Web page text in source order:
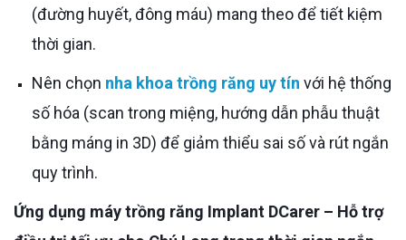
(đường huyết, đông máu) mang theo để tiết kiệm
thời gian.
Nên chọn nha khoa trồng răng uy tín với hệ thống
số hóa (scan trong miệng, hướng dẫn phẫu thuật
bằng máng in 3D) để giảm thiểu sai số và rút ngắn
quy trình.
Ứng dụng máy trồng răng Implant DCarer – Hỗ trợ